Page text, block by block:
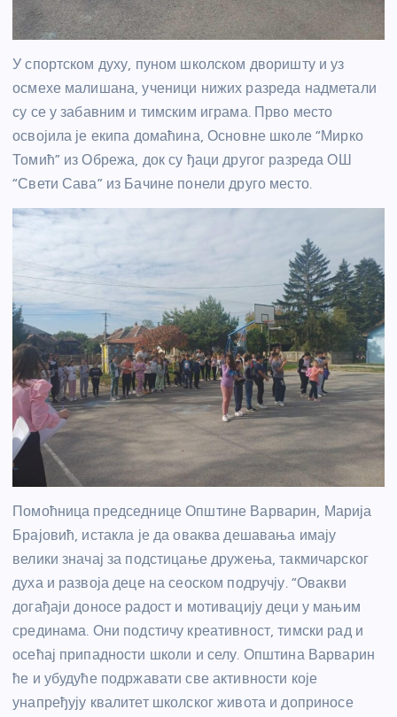
У спортском духу, пуном школском дворишту и уз
осмехе малишана, ученици нижих разреда надметали
су се у забавним и тимским играма. Прво место
освојила је екипа домаћина, Основне школе “Мирко
Томић” из Обрежа, док су ђаци другог разреда ОШ
“Свети Сава” из Бачине понели друго место.
Помоћница председнице Општине Варварин, Марија
Брајовић, истакла је да оваква дешавања имају
велики значај за подстицање дружења, такмичарског
духа и развоја деце на сеоском подручју. “Овакви
догађаји доносе радост и мотивацију деци у мањим
срединама. Они подстичу креативност, тимски рад и
осећај припадности школи и селу. Општина Варварин
ће и убудуће подржавати све активности које
унапређују квалитет школског живота и доприносе